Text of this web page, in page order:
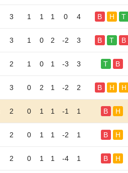
3 1 1 1 0 4 B H T
3 1 0 2 -2 3 B T B
2 1 0 1 -3 3 T B
3 0 2 1 -2 2 B H H
2 0 1 1 -1 1 B H
2 0 1 1 -2 1 B H
2 0 1 1 -4 1 B H